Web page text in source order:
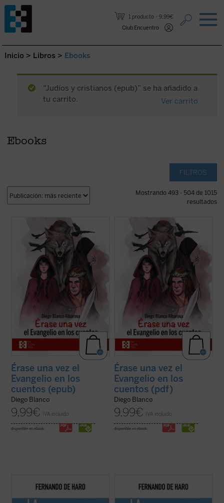
1 producto
9,99€
Club Encuentro
Saltar al contenido.
Inicio > Libros > Ebooks
“Judíos y cristianos (epub)” se ha añadido a
tu carrito.
Ver carrito
Ebooks
FILTROS
Mostrando 493 - 504 de 1015
resultados
¿Qué esconden en su interior los cuentos
de la tradición occidental? ¿Por qué
durante generaciones se les ha leído y
enseñado a los niños? ¿Son meramente
ejemplos «morales» o «lecciones de vida»
para encauzar el comportamiento de los ...
Érase una vez el
Evangelio en los
cuentos (epub)
Diego Blanco
9,99€ IVA incluido
disponible en ebook:
¿Qué esconden en su interior los cuentos
de la tradición occidental? ¿Por qué
durante generaciones se les ha leído y
enseñado a los niños? ¿Son meramente
ejemplos «morales» o «lecciones de vida»
para encauzar el comportamiento de los ...
Érase una vez el
Evangelio en los
cuentos (pdf)
Diego Blanco
9,99€ IVA incluido
disponible en ebook:
«Warhol me obligaba a hacer un ejercicio
que me rescataba, me recuperaba de los
lata de sopa Campbell se convertía en una
«Warhol me obligaba a hacer un ejercicio
que me rescataba, me recuperaba de los
lata de sopa Campbell se convertía en una